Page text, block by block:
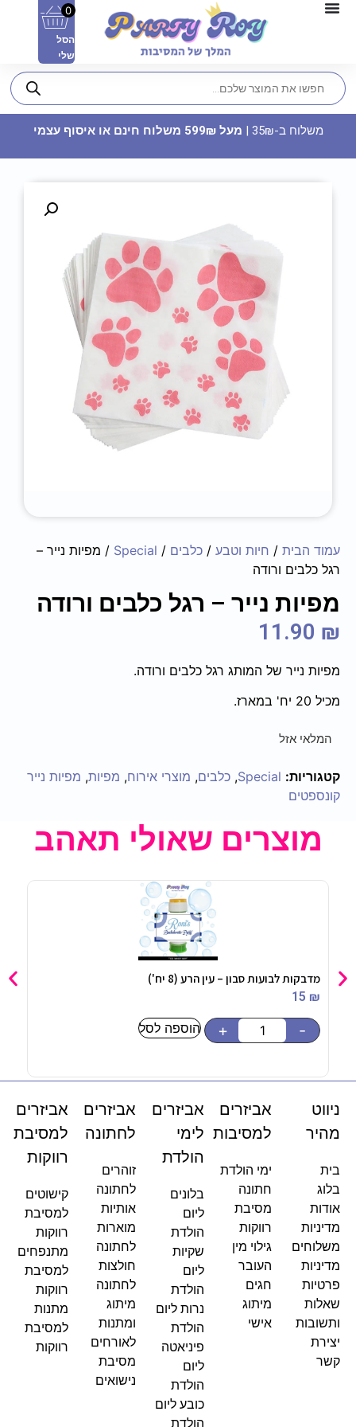
חולצה מודפסת - The Bride
22.90₪
0
הסל
שלי
משלוח ב-35₪ | מעל 599₪ משלוח חינם או איסוף עצמי
עמוד הבית / חיות וטבע / כלבים /
Special / מפיות נייר –
רגל כלבים ורודה
מפיות נייר – רגל כלבים ורודה
11.90 ₪
מפיות נייר של המותג רגל כלבים ורודה.
מכיל 20 יח' במארז.
המלאי אזל
קטגוריות: Special
, כלבים, מוצרי אירוח, מפיות, מפיות נייר
קונספטים
מוצרים שאולי תאהב
מדבקות לבועות סבון – ‏‏‏‏‏‏עין הרע (8 יח')
15 ₪
-
+ הוספה לסל
בלון
ניווט
מהיר
בית
בלוג
אודות
מדיניות
משלוחים
מדיניות
פרטיות
שאלות
ותשובות
יצירת
קשר
אביזרים
למסיבות
ימי הולדת
חתונה
מסיבת
רווקות
גילוי מין
העובר
חגים
מיתוג
אישי
אביזרים
לימי
הולדת
בלונים
ליום
הולדת
שקיות
ליום
הולדת
נרות ליום
הולדת
פיניאטה
ליום
הולדת
כובע ליום
הולדת
אביזרים
לחתונה
זוהרים
לחתונה
אותיות
מוארות
לחתונה
חולצות
לחתונה
מיתוג
ומתנות
לאורחים
מסיבת
נישואים
אביזרים
למסיבת
רווקות
קישוטים
למסיבת
רווקות
מתנפחים
למסיבת
רווקות
מתנות
למסיבת
רווקות